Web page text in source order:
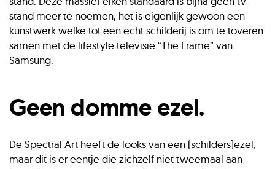
stand meer te noemen, het is eigenlijk gewoon een
kunstwerk welke tot een echt schilderij is om te toveren
samen met de lifestyle televisie “The Frame” van
Samsung.
Geen domme ezel.
De Spectral Art heeft de looks van een (schilders)ezel,
maar dit is er eentje die zichzelf niet tweemaal aan